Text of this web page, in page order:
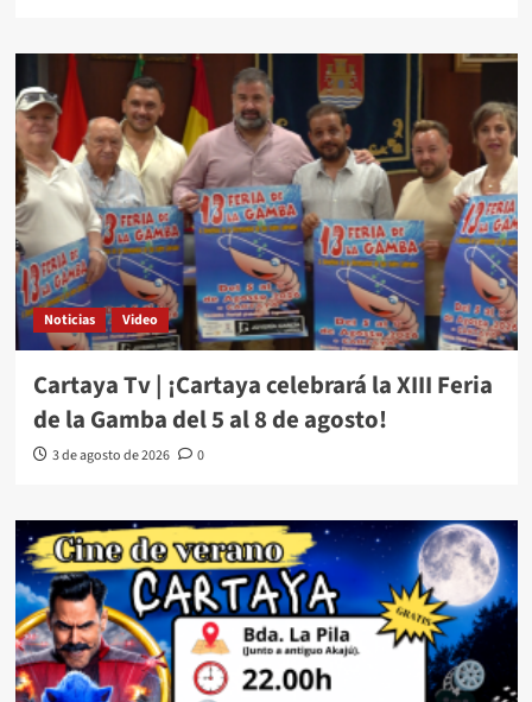
Noticias Video
Cartaya Tv | ¡Cartaya celebrará la XIII Feria
de la Gamba del 5 al 8 de agosto!
3 de agosto de 2026 0